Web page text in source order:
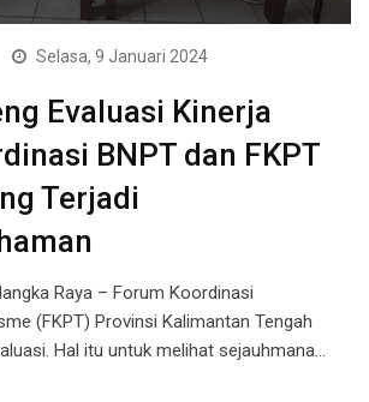
Selasa, 9 Januari 2024
Evaluasi Kinerja
BNPT dan FKPT
Terjadi
Raya – Forum Koordinasi
(FKPT) Provinsi Kalimantan Tengah
Hal itu untuk melihat sejauhmana…